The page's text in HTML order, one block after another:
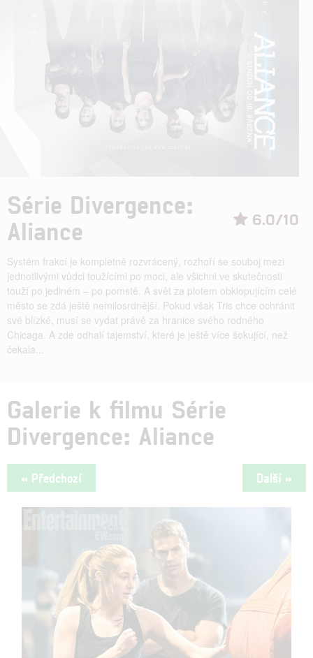
6.0/10
Série Divergence:
Aliance
Systém frakcí je kompletně rozvrácený, rozhoří se souboj mezi
jednotlivými vůdci toužícími po moci, ale všichni ve skutečnosti
touží po jediném – po pomstě. A svět za plotem obklopujícím celé
město se zdá ještě nemilosrdnější. Pokud však Tris chce ochránit
své blízké, musí se vydat právě za hranice svého rodného
Chicaga. A zde odhalí tajemství, které je ještě více šokující, než
čekala...
Galerie k filmu Série
Divergence: Aliance
« Předchozí Další »